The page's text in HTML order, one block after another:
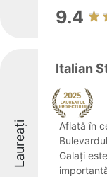
9.4
Laureați
Italian
Aflată în
Galați